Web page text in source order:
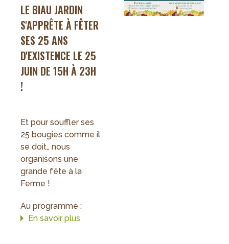
LE BIAU JARDIN
S'APPRÊTE À FÊTER
SES 25 ANS
D'EXISTENCE LE 25
JUIN DE 15H À 23H
!
Et pour souffler ses
25 bougies comme il
se doit,, nous
organisons une
grande fête à la
Ferme !
Au programme :
En savoir plus